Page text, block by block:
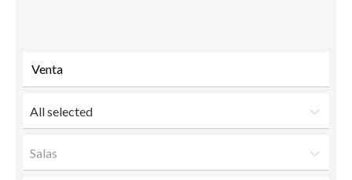
All selected
Salas